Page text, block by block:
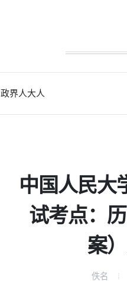
政界人大人
中国人民大
试考点：
案
佚名